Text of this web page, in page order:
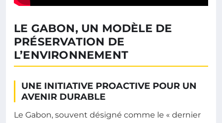
LE GABON, UN MODÈLE DE
PRÉSERVATION DE
L’ENVIRONNEMENT
UNE INITIATIVE PROACTIVE POUR UN
AVENIR DURABLE
Le Gabon, souvent désigné comme le « dernier